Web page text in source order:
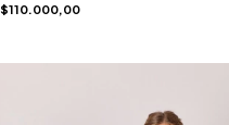
$110.000,00